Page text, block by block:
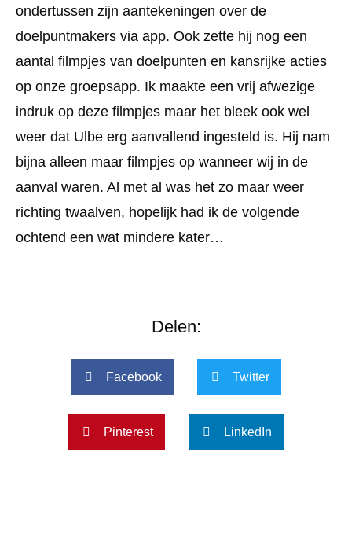
ondertussen zijn aantekeningen over de
doelpuntmakers via app. Ook zette hij nog een
aantal filmpjes van doelpunten en kansrijke acties
op onze groepsapp. Ik maakte een vrij afwezige
indruk op deze filmpjes maar het bleek ook wel
weer dat Ulbe erg aanvallend ingesteld is. Hij nam
bijna alleen maar filmpjes op wanneer wij in de
aanval waren. Al met al was het zo maar weer
richting twaalven, hopelijk had ik de volgende
ochtend een wat mindere kater…
Delen:
Facebook Twitter
Pinterest LinkedIn